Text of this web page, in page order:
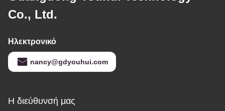
Co., Ltd.
Ηλεκτρονικό
nancy@gdyouhui.com
Η διεύθυνσή μας